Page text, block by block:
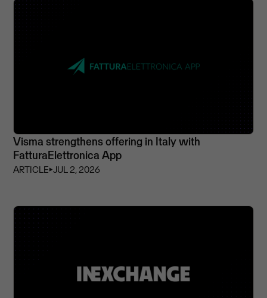
Visma strengthens offering in Italy with
FatturaElettronica App
ARTICLE⏵JUL 2, 2026